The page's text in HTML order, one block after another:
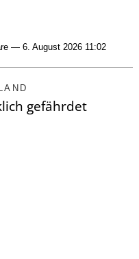
— 6. August 2026 11:02
gefährdet